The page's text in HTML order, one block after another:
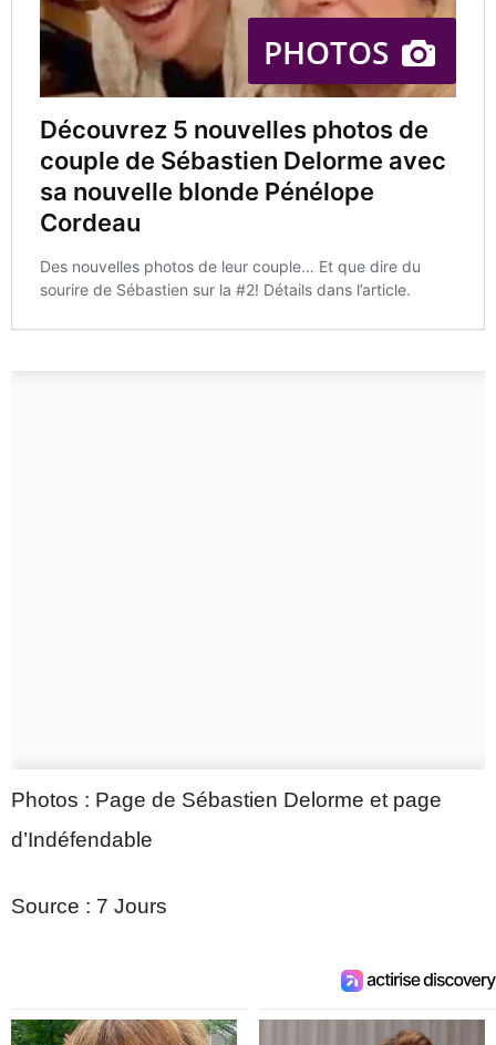
Photos : Page de Sébastien Delorme et page
d’Indéfendable
Source : 7 Jours